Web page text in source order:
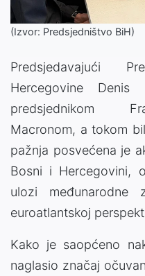
(Izvor: Predsjedništvo BiH)
Predsjedavajući
Hercegovine
predsjednikom
Macronom, a tokom
pažnja posvećena je
Bosni i Hercegovini,
ulozi međunarodne
euroatlantskoj
Kako je saopćeno
naglasio značaj